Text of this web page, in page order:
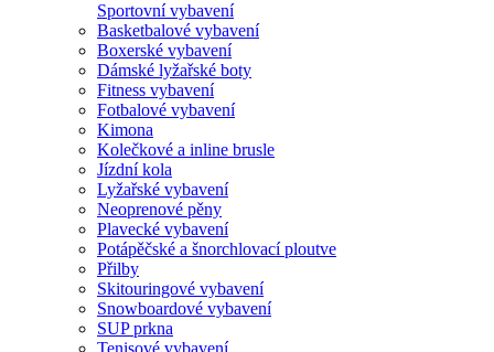
Sportovní vybavení
Basketbalové vybavení
Boxerské vybavení
Dámské lyžařské boty
Fitness vybavení
Fotbalové vybavení
Kimona
Kolečkové a inline brusle
Jízdní kola
Lyžařské vybavení
Neoprenové pěny
Plavecké vybavení
Potápěčské a šnorchlovací ploutve
Přilby
Skitouringové vybavení
Snowboardové vybavení
SUP prkna
Tenisové vybavení